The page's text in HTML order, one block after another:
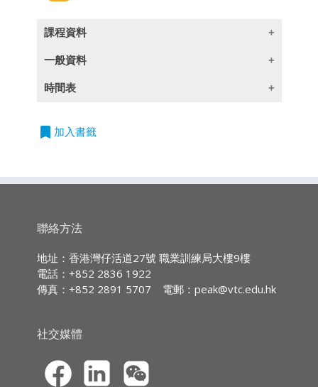
課程資料
知，由保險業監管局和證券及期貨事務監察委員
的監管以及打擊洗錢及恐怖分子資金籌集的指引
(適用於持牌公司)。本課程的學員除了認識防貪
1. 保險業監管局（保監局）：立法和監管框架
3. 證券及期貨事務監察委員會（證監會）：對
中介人的監管
(適用於持牌公司)
5. 保險公司防貪指南（案例研究）
一般資料
除一些指定以英語授課的課程外,所有課程均以
IA CPD Hours:
MPFA Non-core CPD Hours:
3
SFC CPT Hours:
3
時間表
bookmark 加入書籤
聯絡方法
地址：香港灣仔活道27號 職業訓練局大樓9樓
電話：+852 2836 1922
傳真：+852 2891 5707
電郵： peak@vtc.edu.hk
社交媒體